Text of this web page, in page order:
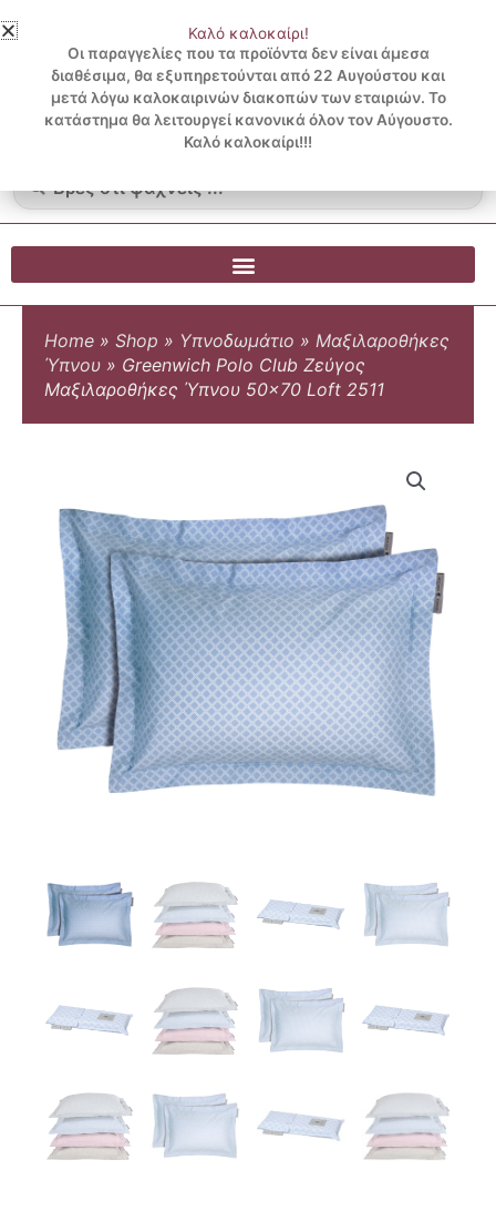
στο
περιεχόμενο
3 ΔΟΣΕΙΣ ΧΩΡΙΣ ΠΙΣΤΩΤΙΚΗ ΜΕ KLARNA
...
Λογαριασμός
Blog
0.00€
0
Cart
Home » Shop » Υπνοδωμάτιο » Μαξιλαροθήκες
Ύπνου » Greenwich Polo Club Ζεύγος
Μαξιλαροθήκες Ύπνου 50×70 Loft 2511
Καλό καλοκαίρι!
Οι παραγγελίες που τα προϊόντα δεν είναι άμεσα
διαθέσιμα, θα εξυπηρετούνται από 22 Αυγούστου και
μετά λόγω καλοκαιρινών διακοπών των εταιριών. Το
κατάστημα θα λειτουργεί κανονικά όλον τον Αύγουστο.
Καλό καλοκαίρι!!!